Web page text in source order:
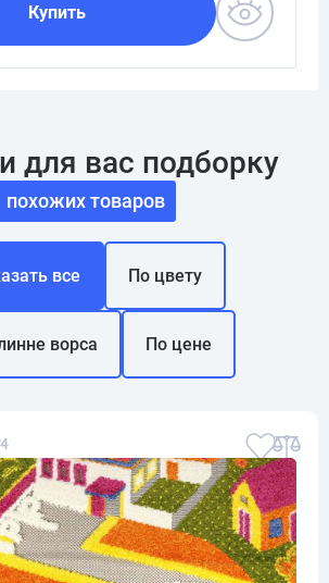
Купить
для вас подборку
похожих товаров
все По цвету
ворса По цене